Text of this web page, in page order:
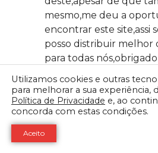
mesmo,me deu a
encontrar este site,assi
posso distribuir melhor
para todas
Responder
25 de maio de 2012 às 14:07
Utilizamos cookies e outras
para melhorar a sua experiência,
Política de Privacidade e, ao
concorda com estas condições.
Aceito